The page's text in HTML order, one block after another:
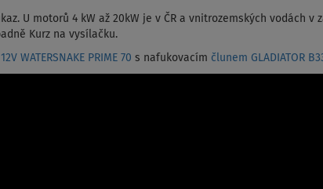
U motorů 4 kW až 20kW je v ČR a vnitrozemských vodách
Kurz na vysílačku.
WATERSNAKE PRIME 70 s nafukovacím člunem GLADIATOR